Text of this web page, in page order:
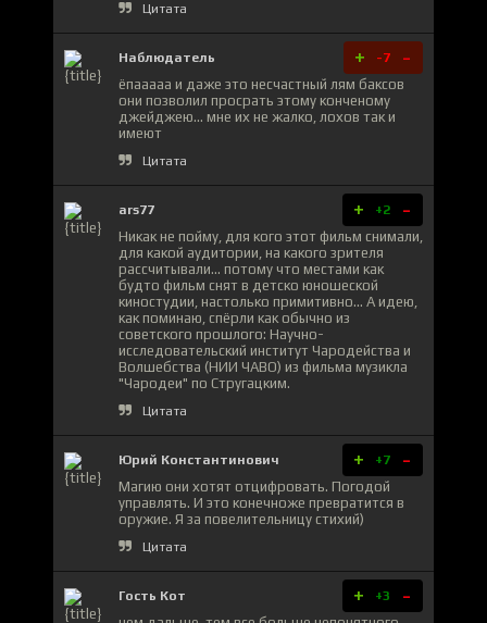
Цитата
Наблюдатель + -7 -
ёпааааа и даже это несчастный лям баксов
они позволил просрать этому конченому
джейджею... мне их не жалко, лохов так и
имеют
Цитата
ars77 + +2 -
Никак не пойму, для кого этот фильм снимали,
для какой аудитории, на какого зрителя
рассчитывали... потому что местами как
будто фильм снят в детско юношеской
киностудии, настолько примитивно... А идею,
как поминаю, спёрли как обычно из
советского прошлого: Научно-
исследовательский институт Чародейства и
Волшебства (НИИ ЧАВО) из фильма музикла
"Чародеи" по Стругацким.
Цитата
Юрий Константинович + +7 -
Магию они хотят отцифровать. Погодой
управлять. И это конечноже превратится в
оружие. Я за повелительницу стихий)
Цитата
Гость Кот + +3 -